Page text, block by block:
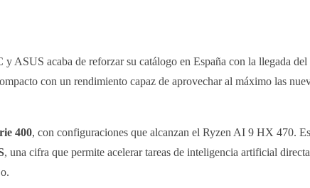
ASUS acaba de reforzar su catálogo en España con la llegada del
con un rendimiento capaz de aprovechar al máximo las
400, con configuraciones que alcanzan el Ryzen AI 9 HX 470.
, una cifra que permite acelerar tareas de inteligencia artificial